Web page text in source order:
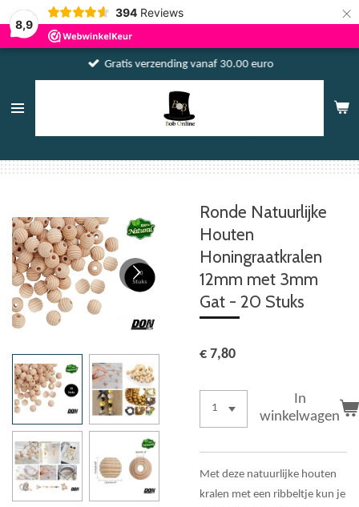
8,9
394 Reviews ×
Gratis verzending vanaf 30.00 euro
Ronde Natuurlijke
Houten
Honingraatkralen
12mm met 3mm
Gat - 20 Stuks
€ 7,80
In
winkelwagen
Met deze natuurlijke houten
kralen met een ribbeltje kun je